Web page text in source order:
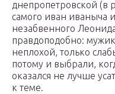
днепропетровской (в
самого иван иваныча
незабвенного
правдоподобно:
неплохой, только
потому и выбрали,
оказался не лучше
к теме.